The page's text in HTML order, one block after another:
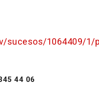
sucesos/1064409/1/
44 06